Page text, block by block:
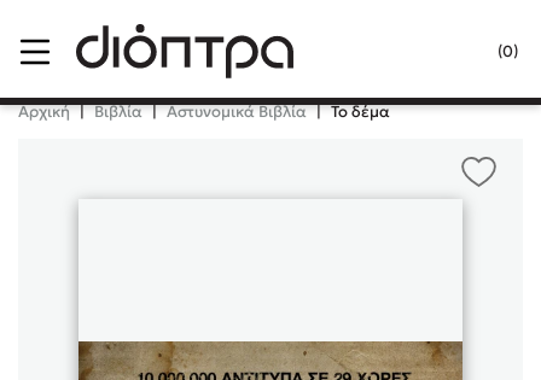
(0)
Κλείσιμο
Δημοφιλή Βιβλία
Αρχική | Βιβλία | Αστυνομικά Βιβλία | Το δέμα